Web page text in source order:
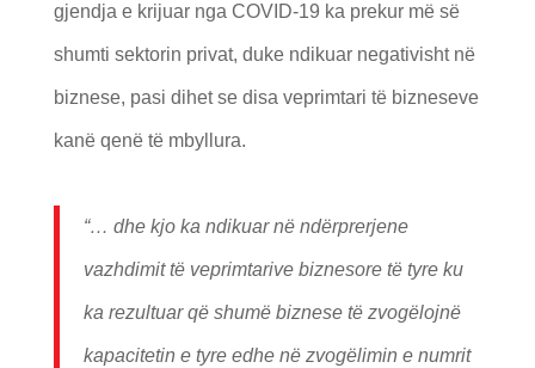
gjendja e krijuar nga COVID-19 ka prekur më së
shumti sektorin privat, duke ndikuar negativisht në
biznese, pasi dihet se disa veprimtari të bizneseve
kanë qenë të mbyllura.
“… dhe kjo ka ndikuar në ndërprerjene
vazhdimit të veprimtarive biznesore të tyre ku
ka rezultuar që shumë biznese të zvogëlojnë
kapacitetin e tyre edhe në zvogëlimin e numrit